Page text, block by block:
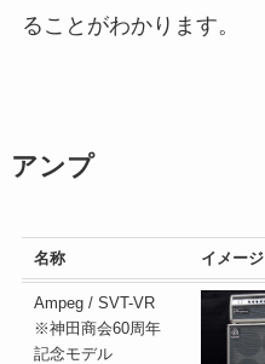
ることがわかります。
アンプ
名称 イメージ
Ampeg / SVT-VR
※神田商会60周年
記念モデル